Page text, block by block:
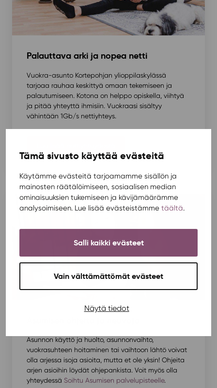
Tämä sivusto käyttää evästeitä
Käytämme evästeitä tarjoamamme sisällön ja
mainosten räätälöimiseen, sosiaalisen median
ominaisuuksien tukemiseen ja kävijämäärämme
analysoimiseen. Lue lisää evästeistämme täältä.
Salli kaikki evästeet
Vain välttämättömät evästeet
Näytä tiedot
Palauttava arki ja nopea netti
Vuokra-asunto Kortepohjan ylioppilaskylässä
tarjoaa rauhaa keskittyä omaan tekemiseen ja
palautumiseen. Kotona on helppo opiskella, viihtyä
ja pitää yhteyttä ihmisiin. Vuokraasi sisältyy
vähintään 1Gb/s nettiyhteys.
Asunnon käyttö ja huolto, asunnonvaihto,
vuokrasuhteen hoitaminen tai vaihtoon lähtö voivat
olla arjessa isoja asioita, mutta et ole yksin! Ohjeita
arjen asioihin löydät ohjepankista. Voit myös olla
yhteydessä Soihtu Asumisen palvelupisteelle.